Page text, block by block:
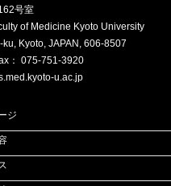
号室
of Medicine Kyoto University
Kyoto, JAPAN, 606-8507
： 075-751-3920
u.ac.jp
ジ